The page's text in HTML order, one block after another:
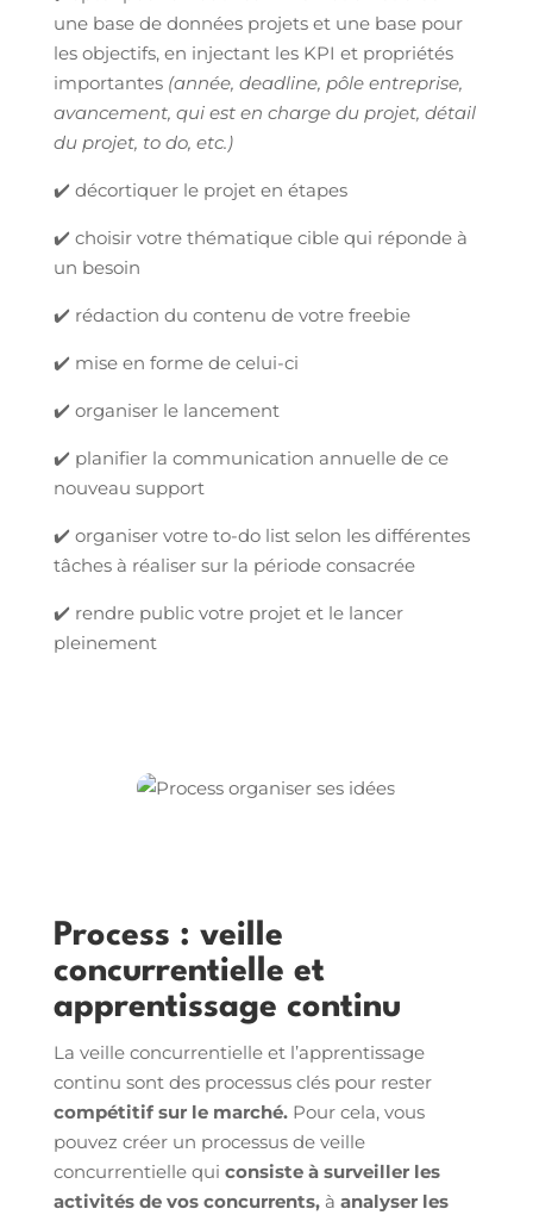
une base de données projets et une base pour
les objectifs, en injectant les KPI et propriétés
importantes (année, deadline, pôle entreprise,
avancement, qui est en charge du projet, détail
du projet, to do, etc.)
✔️ décortiquer le projet en étapes
✔️ choisir votre thématique cible qui réponde à
un besoin
✔️ rédaction du contenu de votre freebie
✔️ mise en forme de celui-ci
✔️ organiser le lancement
✔️ planifier la communication annuelle de ce
nouveau support
✔️ organiser votre to-do list selon les différentes
tâches à réaliser sur la période consacrée
✔️ rendre public votre projet et le lancer
pleinement
Process : veille
concurrentielle et
apprentissage continu
La veille concurrentielle et l’apprentissage
continu sont des processus clés pour rester
compétitif sur le marché.Pour cela, vous
pouvez créer un processus de veille
concurrentielle qui consiste à surveiller les
activités de vos concurrents,à analyser les